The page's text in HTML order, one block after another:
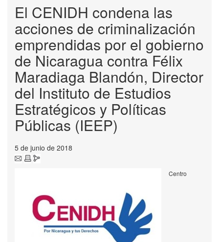
El CENIDH condena las
acciones de criminalización
emprendidas por el gobierno
de Nicaragua contra Félix
Maradiaga Blandón, Director
del Instituto de Estudios
Estratégicos y Políticas
Públicas (IEEP)
5 de junio de 2018
Centro